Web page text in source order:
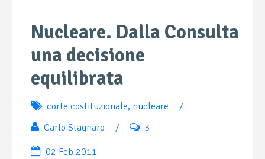
Nucleare. Dalla Consulta
una decisione
equilibrata
corte costituzionale, nucleare
/
Carlo Stagnaro
/ 3
02 Feb 2011